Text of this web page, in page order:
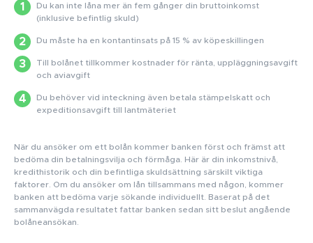
Du kan inte låna mer än fem gånger din bruttoinkomst
(inklusive befintlig skuld)
Du måste ha en kontantinsats på 15 % av köpeskillingen
Till bolånet tillkommer kostnader för ränta, uppläggningsavgift
och aviavgift
Du behöver vid inteckning även betala stämpelskatt och
expeditionsavgift till lantmäteriet
När du ansöker om ett bolån kommer banken först och främst att
bedöma din betalningsvilja och förmåga. Här är din inkomstnivå,
kredithistorik och din befintliga skuldsättning särskilt viktiga
faktorer. Om du ansöker om lån tillsammans med någon, kommer
banken att bedöma varje sökande individuellt. Baserat på det
sammanvägda resultatet fattar banken sedan sitt beslut angående
bolåneansökan.